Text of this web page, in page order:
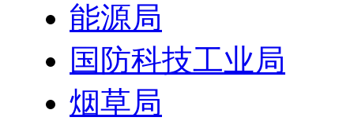
能源局
国防科技工业局
烟草局